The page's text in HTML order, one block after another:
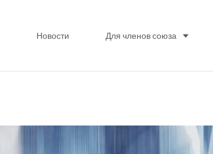
Новости Для членов союза